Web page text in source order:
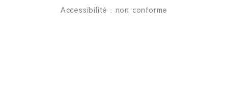
Accessibilité : non conforme